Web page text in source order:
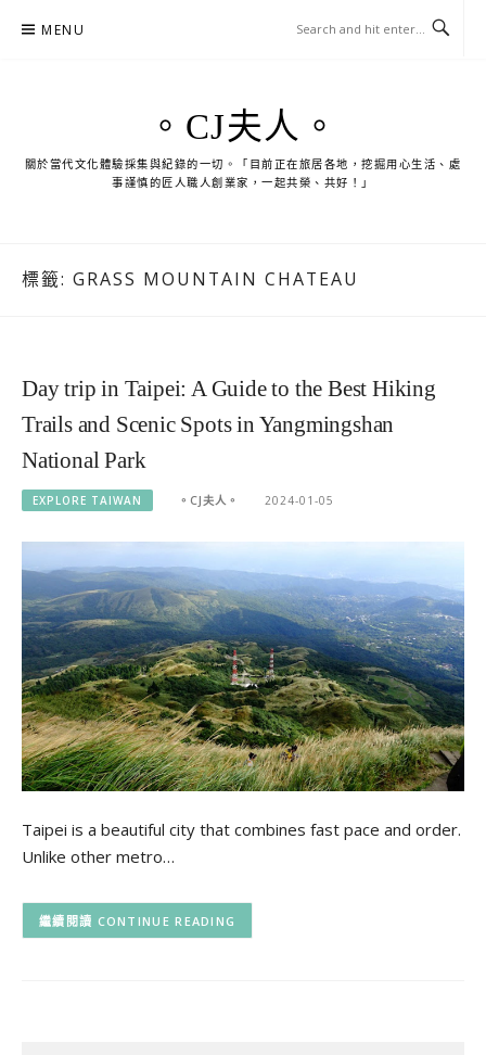
MENU
。CJ夫人。
關於當代文化體驗採集與紀錄的一切。「目前正在旅居各地，挖掘用心生活、處
事謹慎的匠人職人創業家，一起共榮、共好！」
標籤: GRASS MOUNTAIN CHATEAU
Day trip in Taipei: A Guide to the Best Hiking
Trails and Scenic Spots in Yangmingshan
National Park
EXPLORE TAIWAN 。CJ夫人。 2024-01-05
Taipei is a beautiful city that combines fast pace and order.
Unlike other metro…
CONTINUE READING